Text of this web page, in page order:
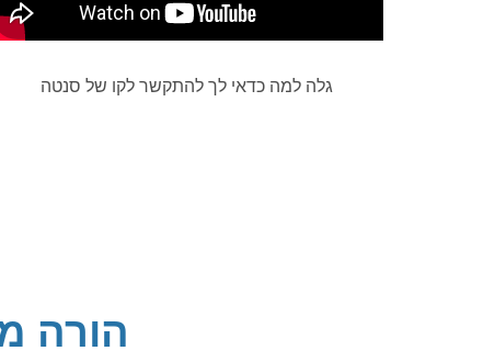
גלה למה כדאי לך להתקשר לקו של סנטה
הורה